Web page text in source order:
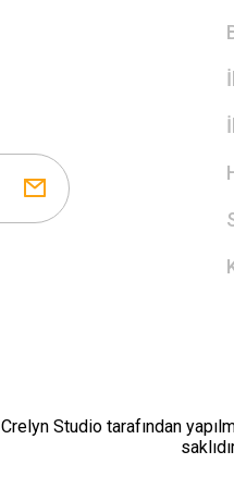
Crelyn Studio tarafından